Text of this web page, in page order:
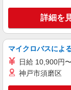
詳細を
マイクロバスによ
日給 10,900円
神戸市須磨区